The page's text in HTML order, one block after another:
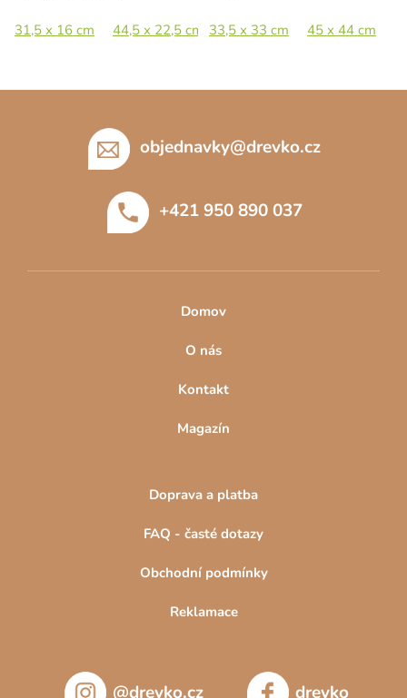
31,5 x 16 cm 44,5 x 22,5 cm 65 x 33 cm 89 x 45,5 cm
33,5 x 33 cm 45 x 44 cm
objednavky@drevko.cz
+421 950 890 037
Domov
O nás
Kontakt
Magazín
Doprava a platba
FAQ - časté dotazy
Obchodní podmínky
Reklamace
@drevko.cz drevko